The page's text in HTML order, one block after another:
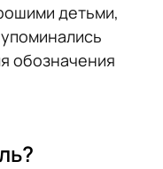
детьми,
обозначения